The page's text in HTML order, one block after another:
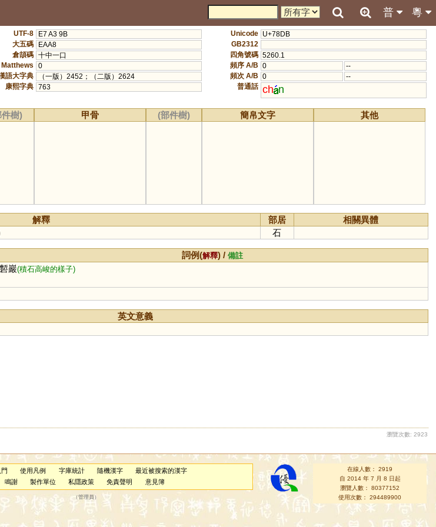
粵
普
UTF-8
E7 A3 9B
大五碼
EAA8
倉頡碼 十中一口
Matthews
0
語大字典
（一版）2452；（二版）2624
康熙字典 763
Unicode U+78DB
GB2312
四角號碼 5260.1
頻序 A/B 0
--
頻次 A/B 0
--
普通話 ch n
件樹) 甲骨 (部件樹) 簡帛文字 其他
解釋 部居
相關異體
石
詞例(解釋) /備註
磛巖(積石高峻的樣子)
英文意義
瀏覽次數: 2923
使用凡例 字庫統計 隨機漢字
最近被搜索的漢字
鳴謝
製作單位 私隱政策 免責聲明 意見簿
（管理員 ）
在線人數： 2919
自 2014 年 7 月 8 日起
瀏覽人數： 80377152
使用次數： 294489900